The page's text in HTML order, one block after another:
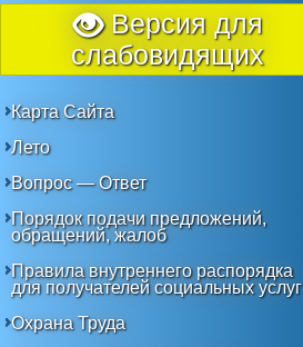
Версия для
слабовидящих
Карта Сайта
Лето
Вопрос — Ответ
Порядок подачи предложений,
обращений, жалоб
Правила внутреннего распорядка
для получателей социальных услуг
Охрана Труда